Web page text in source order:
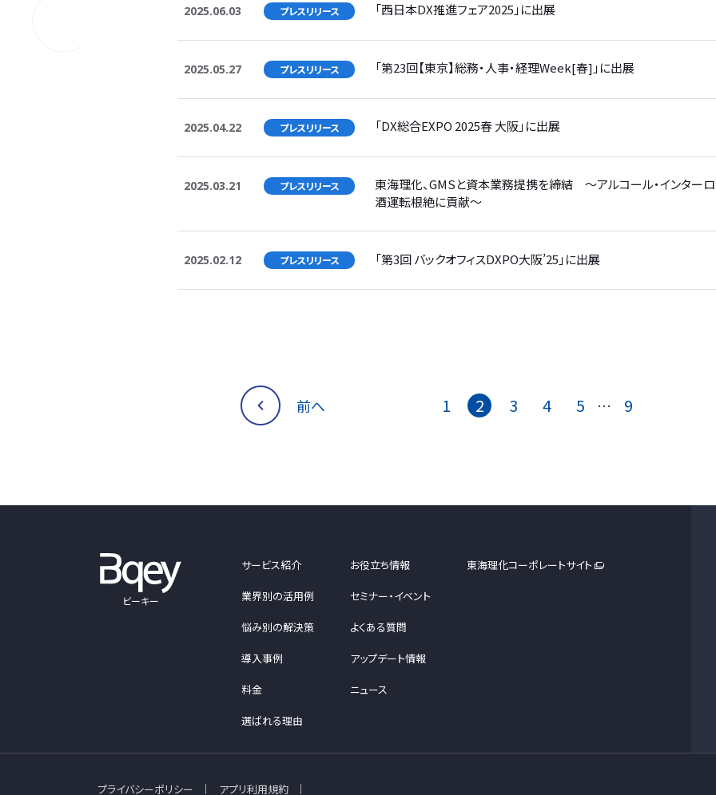
2025.06.03 プレスリリース 「西日本DX推進フェア2025」に出展
2025.05.27 プレスリリース 「第23回【東京】総務・人事・経理Week[春]」に出展
2025.04.22 プレスリリース 「DX総合EXPO 2025春 大阪」に出展
2025.03.21 プレスリリース
東海理化、GMSと資本業務提携を締結 ～アルコール・インター
酒運転根絶に貢献～
2025.02.12 プレスリリース 「第3回 バックオフィスDXPO大阪’25」に出展
前へ 1 2 3 4 5 … 9
ビーキー
サービス紹介 お役立ち情報
業界別の活用例 セミナー・イベント
悩み別の解決策 よくある質問
導入事例 アップデート情報
料金 ニュース
選ばれる理由
東海理化コーポレートサイト
プライバシーポリシー アプリ利用規約